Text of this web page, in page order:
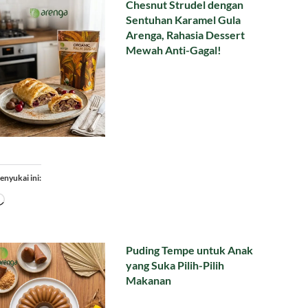
Chesnut Strudel dengan
Sentuhan Karamel Gula
Arenga, Rahasia Dessert
Mewah Anti-Gagal!
ini:
Memuat...
Puding Tempe untuk Anak
yang Suka Pilih-Pilih
Makanan